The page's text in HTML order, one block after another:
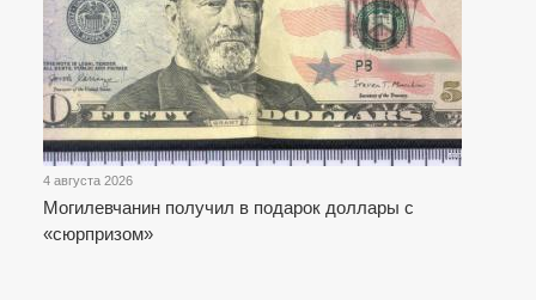
4 августа 2026
Могилевчанин получил в подарок доллары с
«сюрпризом»